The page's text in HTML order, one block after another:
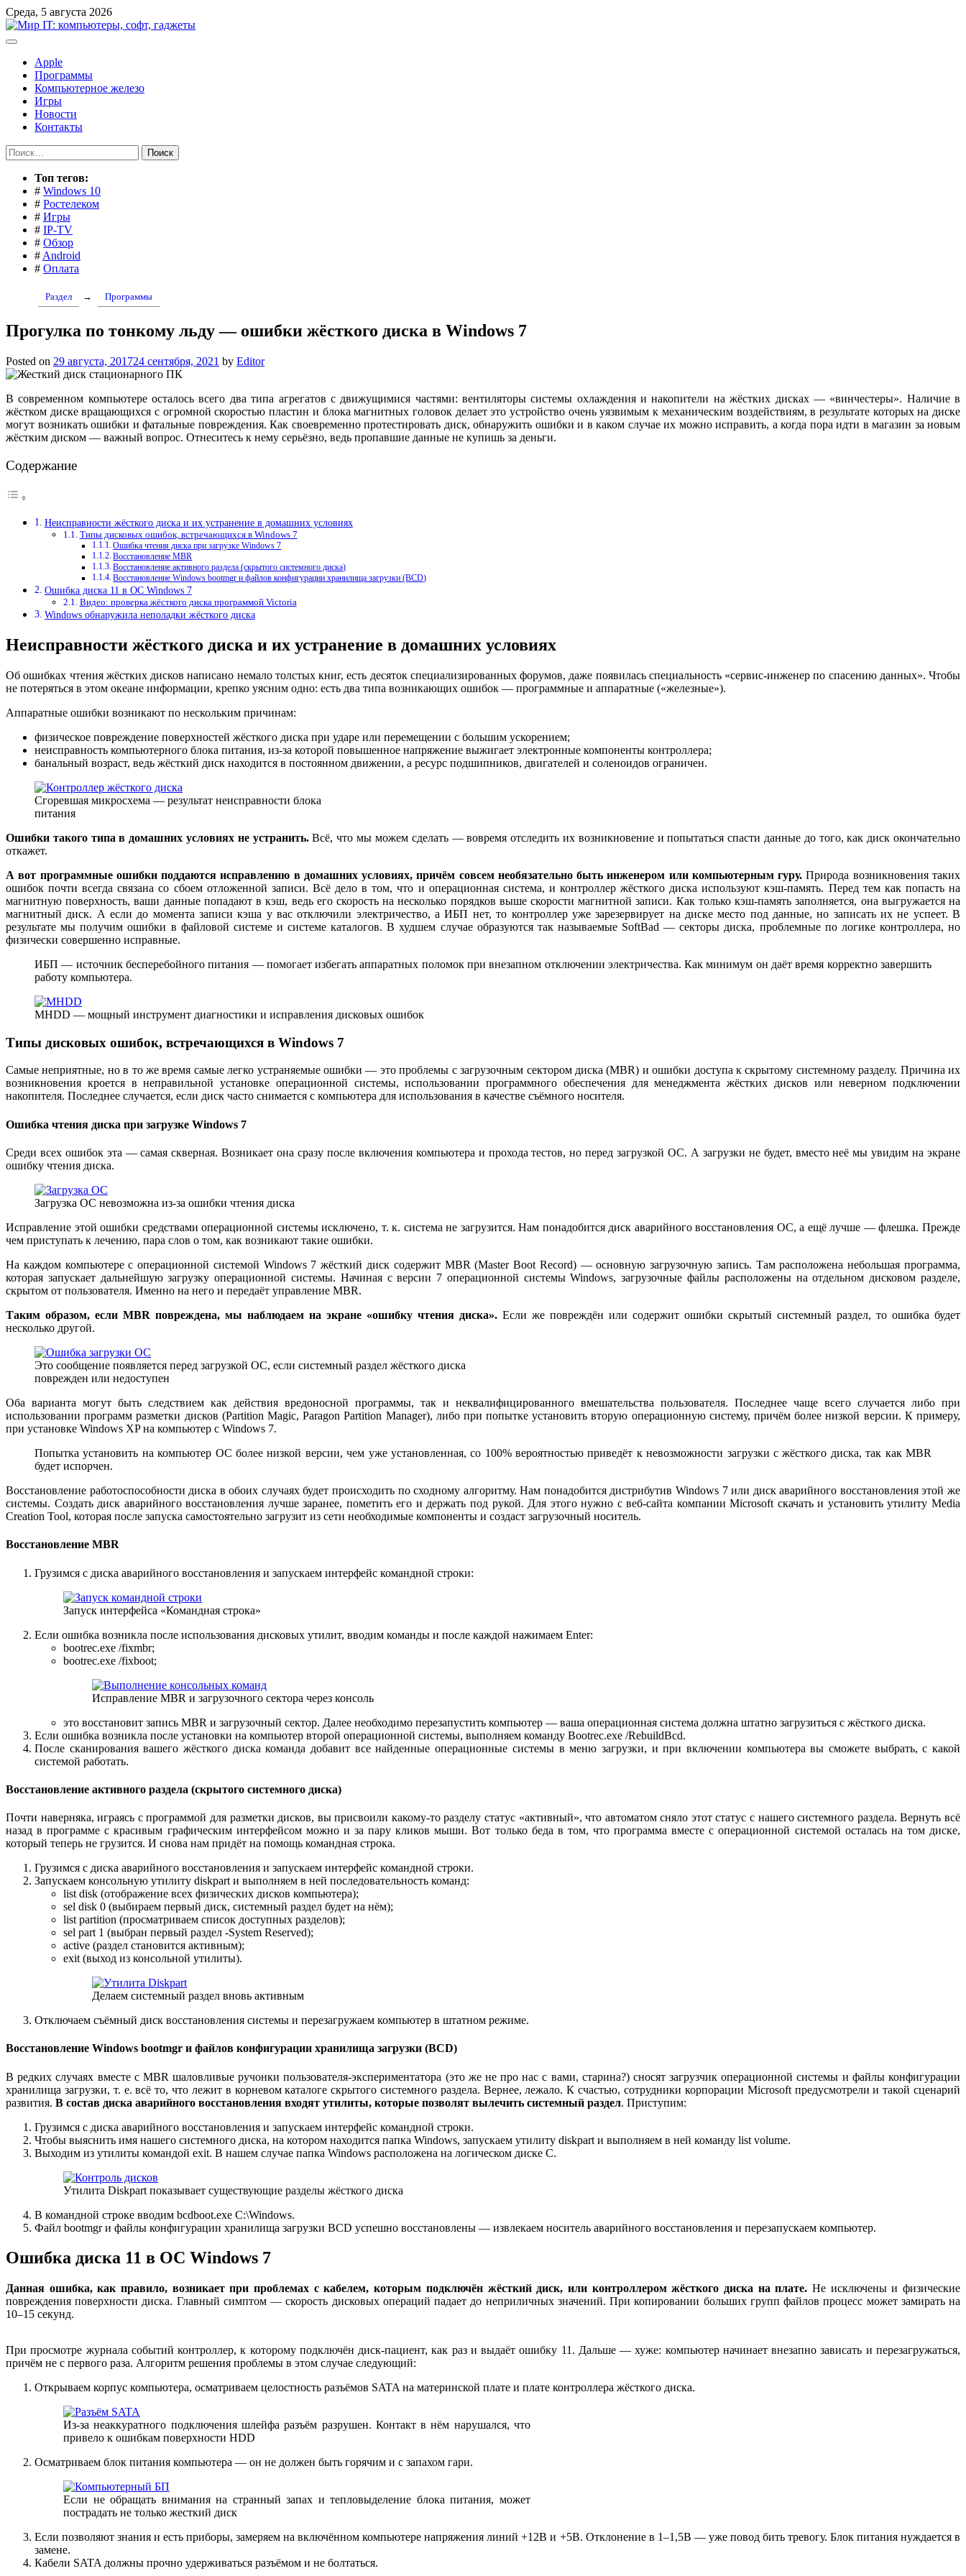
Перейти
к
содержимому
Среда, 5 августа 2026
Apple
Программы
Компьютерное железо
Игры
Новости
Контакты
Найти:
Toп тегов:
# Windows 10
# Ростелеком
# Игры
# IP-TV
# Обзор
# Android
# Оплата
Раздел → Программы
Прогулка по тонкому льду — ошибки жёсткого диска в Windows 7
Posted on 29 августа, 201724 сентября, 2021 by Editor
В современном компьютере осталось всего два типа агрегатов с движущимися частями: вентиляторы системы охлаждения и накопители на жёстких дисках — «винчестеры». Наличие в
жёстком диске вращающихся с огромной скоростью пластин и блока магнитных головок делает это устройство очень уязвимым к механическим воздействиям, в результате которых на диске
могут возникать ошибки и фатальные повреждения. Как своевременно протестировать диск, обнаружить ошибки и в каком случае их можно исправить, а когда пора идти в магазин за новым
жёстким диском — важный вопрос. Отнеситесь к нему серьёзно, ведь пропавшие данные не купишь за деньги.
Содержание
Неисправности жёсткого диска и их устранение в домашних условиях
Типы дисковых ошибок, встречающихся в Windows 7
Ошибка чтения диска при загрузке Windows 7
Восстановление MBR
Восстановление активного раздела (скрытого системного диска)
Восстановление Windows bootmgr и файлов конфигурации хранилища загрузки (BCD)
Ошибка диска 11 в ОС Windows 7
Видео: проверка жёсткого диска программой Victoria
Windows обнаружила неполадки жёсткого диска
Неисправности жёсткого диска и их устранение в домашних условиях
Об ошибках чтения жёстких дисков написано немало толстых книг, есть десяток специализированных форумов, даже появилась специальность «сервис-инженер по спасению данных». Чтобы
не потеряться в этом океане информации, крепко уясним одно: есть два типа возникающих ошибок — программные и аппаратные («железные»).
Аппаратные ошибки возникают по нескольким причинам:
физическое повреждение поверхностей жёсткого диска при ударе или перемещении с большим ускорением;
неисправность компьютерного блока питания, из-за которой повышенное напряжение выжигает электронные компоненты контроллера;
банальный возраст, ведь жёсткий диск находится в постоянном движении, а ресурс подшипников, двигателей и соленоидов ограничен.
Сгоревшая микросхема — результат неисправности блока
питания
Ошибки такого типа в домашних условиях не устранить.Всё, что мы можем сделать — вовремя отследить их возникновение и попытаться спасти данные до того, как диск окончательно
откажет.
А вот программные ошибки поддаются исправлению в домашних условиях, причём совсем необязательно быть инженером или компьютерным гуру. Природа возникновения таких
ошибок почти всегда связана со сбоем отложенной записи. Всё дело в том, что и операционная система, и контроллер жёсткого диска используют кэш-память. Перед тем как попасть на
магнитную поверхность, ваши данные попадают в кэш, ведь его скорость на несколько порядков выше скорости магнитной записи. Как только кэш-память заполняется, она выгружается на
магнитный диск. А если до момента записи кэша у вас отключили электричество, а ИБП нет, то контроллер уже зарезервирует на диске место под данные, но записать их не успеет. В
результате мы получим ошибки в файловой системе и системе каталогов. В худшем случае образуются так называемые SoftBad — секторы диска, проблемные по логике контроллера, но
физически совершенно исправные.
ИБП — источник бесперебойного питания — помогает избегать аппаратных поломок при внезапном отключении электричества. Как минимум он даёт время корректно завершить
работу компьютера.
MHDD — мощный инструмент диагностики и исправления дисковых ошибок
Типы дисковых ошибок, встречающихся в Windows 7
Самые неприятные, но в то же время самые легко устраняемые ошибки — это проблемы с загрузочным сектором диска (MBR) и ошибки доступа к скрытому системному разделу. Причина их
возникновения кроется в неправильной установке операционной системы, использовании программного обеспечения для менеджмента жёстких дисков или неверном подключении
накопителя. Последнее случается, если диск часто снимается с компьютера для использования в качестве съёмного носителя.
Ошибка чтения диска при загрузке Windows 7
Среди всех ошибок эта — самая скверная. Возникает она сразу после включения компьютера и прохода тестов, но перед загрузкой ОС. А загрузки не будет, вместо неё мы увидим на экране
ошибку чтения диска.
Загрузка ОС невозможна из-за ошибки чтения диска
Исправление этой ошибки средствами операционной системы исключено, т. к. система не загрузится. Нам понадобится диск аварийного восстановления ОС, а ещё лучше — флешка. Прежде
чем приступать к лечению, пара слов о том, как возникают такие ошибки.
На каждом компьютере с операционной системой Windows 7 жёсткий диск содержит MBR (Master Boot Record) — основную загрузочную запись. Там расположена небольшая программа,
которая запускает дальнейшую загрузку операционной системы. Начиная с версии 7 операционной системы Windows, загрузочные файлы расположены на отдельном дисковом разделе,
скрытом от пользователя. Именно на него и передаёт управление MBR.
Таким образом, если MBR повреждена, мы наблюдаем на экране «ошибку чтения диска». Если же повреждён или содержит ошибки скрытый системный раздел, то ошибка будет
несколько другой.
Это сообщение появляется перед загрузкой ОС, если системный раздел жёсткого диска
поврежден или недоступен
Оба варианта могут быть следствием как действия вредоносной программы, так и неквалифицированного вмешательства пользователя. Последнее чаще всего случается либо при
использовании программ разметки дисков (Partition Magic, Paragon Partition Manager), либо при попытке установить вторую операционную систему, причём более низкой версии. К примеру,
при установке Windows XP на компьютер с Windows 7.
Попытка установить на компьютер ОС более низкой версии, чем уже установленная, со 100% вероятностью приведёт к невозможности загрузки с жёсткого диска, так как MBR
будет испорчен.
Восстановление работоспособности диска в обоих случаях будет происходить по сходному алгоритму. Нам понадобится дистрибутив Windows 7 или диск аварийного восстановления этой же
системы. Создать диск аварийного восстановления лучше заранее, пометить его и держать под рукой. Для этого нужно с веб-сайта компании Microsoft скачать и установить утилиту Media
Creation Tool, которая после запуска самостоятельно загрузит из сети необходимые компоненты и создаст загрузочный носитель.
Восстановление MBR
Грузимся с диска аварийного восстановления и запускаем интерфейс командной строки:
Запуск интерфейса «Командная строка»
Если ошибка возникла после использования дисковых утилит, вводим команды и после каждой нажимаем Enter:
bootrec.exe /fixmbr;
bootrec.exe /fixboot;
Исправление MBR и загрузочного сектора через консоль
это восстановит запись МBR и загрузочный сектор. Далее необходимо перезапустить компьютер — ваша операционная система должна штатно загрузиться с жёсткого диска.
Если ошибка возникла после установки на компьютер второй операционной системы, выполняем команду Bootrec.exe /RebuildBcd.
После сканирования вашего жёсткого диска команда добавит все найденные операционные системы в меню загрузки, и при включении компьютера вы сможете выбрать, с какой
системой работать.
Восстановление активного раздела (скрытого системного диска)
Почти наверняка, играясь с программой для разметки дисков, вы присвоили какому-то разделу статус «активный», что автоматом сняло этот статус с нашего системного раздела. Вернуть всё
назад в программе с красивым графическим интерфейсом можно и за пару кликов мыши. Вот только беда в том, что программа вместе с операционной системой осталась на том диске,
который теперь не грузится. И снова нам придёт на помощь командная строка.
Грузимся с диска аварийного восстановления и запускаем интерфейс командной строки.
Запускаем консольную утилиту diskpart и выполняем в ней последовательность команд:
list disk (отображение всех физических дисков компьютера);
sel disk 0 (выбираем первый диск, системный раздел будет на нём);
list partition (просматриваем список доступных разделов);
sel part 1 (выбран первый раздел -System Reserved);
active (раздел становится активным);
exit (выход из консольной утилиты).
Делаем системный раздел вновь активным
Отключаем съёмный диск восстановления системы и перезагружаем компьютер в штатном режиме.
Восстановление Windows bootmgr и файлов конфигурации хранилища загрузки (BCD)
В редких случаях вместе с MBR шаловливые ручонки пользователя-экспериментатора (это же не про нас с вами, старина?)сносят загрузчик операционной системы и файлы конфигурации
хранилища загрузки, т. е. всё то, что лежит в корневом каталоге скрытого системного раздела. Вернее, лежало. К счастью, сотрудники корпорации Microsoft предусмотрели и такой сценарий
развития. В состав диска аварийного восстановления входят утилиты, которые позволят вылечить системный раздел. Приступим:
Грузимся с диска аварийного восстановления и запускаем интерфейс командной строки.
Чтобы выяснить имя нашего системного диска, на котором находится папка Windows, запускаем утилиту diskpart и выполняем в ней команду list volume.
Выходим из утилиты командой exit. В нашем случае папка Windows расположена на логическом диске С.
Утилита Diskpart показывает существующие разделы жёсткого диска
В командной строке вводим bcdboot.exe C:\Windows.
Файл bootmgr и файлы конфигурации хранилища загрузки BCD успешно восстановлены — извлекаем носитель аварийного восстановления и перезапускаем компьютер.
Ошибка диска 11 в ОС Windows 7
Данная ошибка, как правило, возникает при проблемах с кабелем, которым подключён жёсткий диск, или контроллером жёсткого диска на плате. Не исключены и физические
повреждения поверхности диска. Главный симптом — скорость дисковых операций падает до неприличных значений. При копировании больших групп файлов процесс может замирать на
10–15 секунд.
При просмотре журнала событий контроллер, к которому подключён диск-пациент, как раз и выдаёт ошибку 11. Дальше — хуже: компьютер начинает внезапно зависать и перезагружаться,
причём не с первого раза. Алгоритм решения проблемы в этом случае следующий:
Открываем корпус компьютера, осматриваем целостность разъёмов SATA на материнской плате и плате контроллера жёсткого диска.
Из-за неаккуратного подключения шлейфа разъём разрушен. Контакт в нём нарушался, что
привело к ошибкам поверхности HDD
Осматриваем блок питания компьютера — он не должен быть горячим и с запахом гари.
Если не обращать внимания на странный запах и тепловыделение блока питания, может
пострадать не только жесткий диск
Если позволяют знания и есть приборы, замеряем на включённом компьютере напряжения линий +12В и +5В. Отклонение в 1–1,5В — уже повод бить тревогу. Блок питания нуждается в
замене.
Кабели SATA должны прочно удерживаться разъёмом и не болтаться.